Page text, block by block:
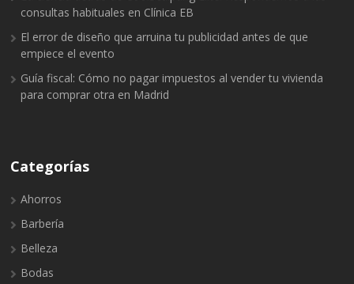
consultas habituales en Clínica EB
El error de diseño que arruina tu publicidad antes de que
empiece el evento
Guía fiscal: Cómo no pagar impuestos al vender tu vivienda
para comprar otra en Madrid
Categorías
Ahorros
Barbería
Belleza
Bodas